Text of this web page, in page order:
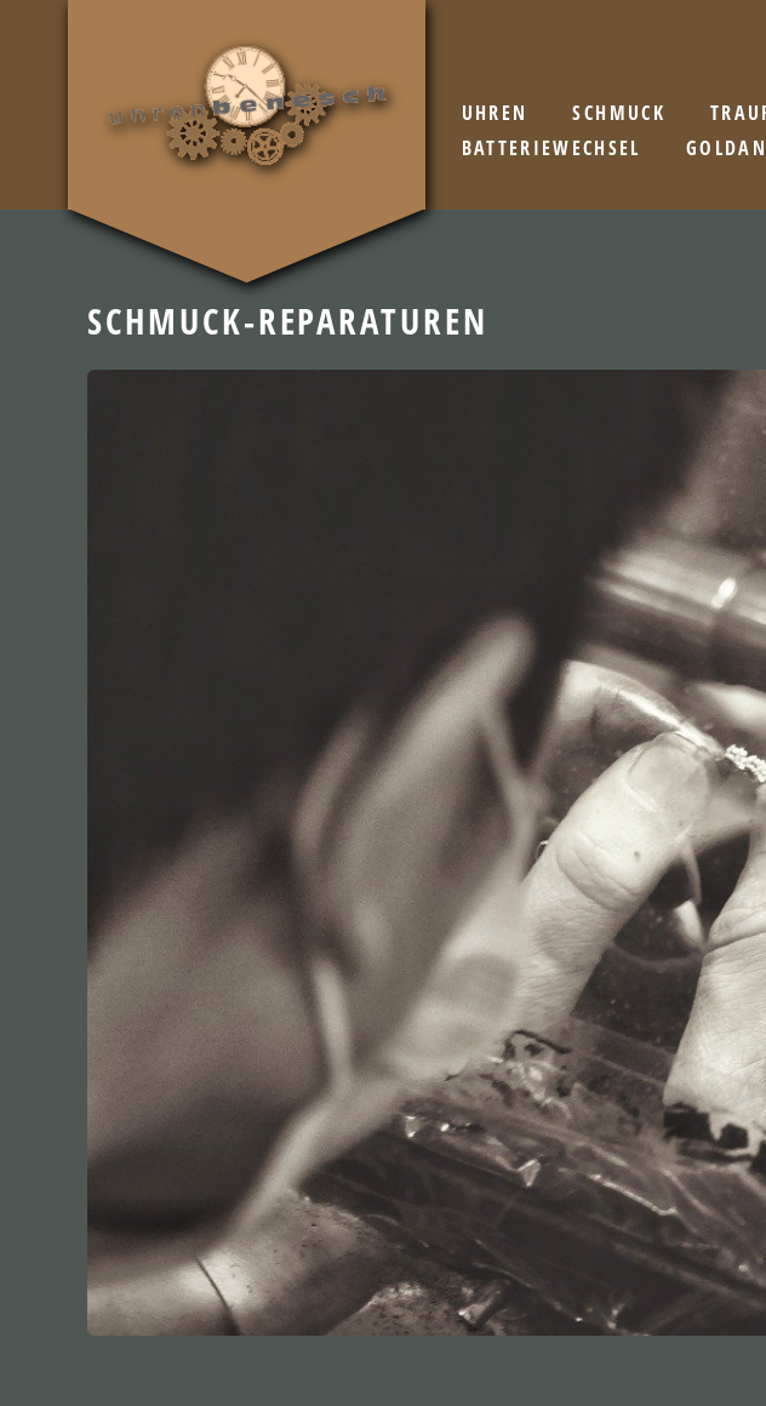
UHREN SCHMUCK
BATTERIEWECHSEL
SCHMUCK-REPARATUREN